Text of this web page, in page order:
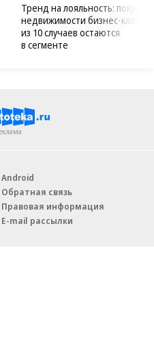
Тренд на лояльность:
недвижимости бизнес-класса
из 10 случаев остаются
в сегменте
Android
Обратная связь
Правовая информация
E-mail рассылки